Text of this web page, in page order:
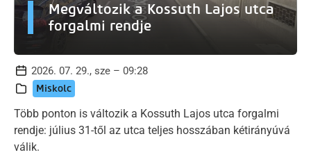
Megváltozik a Kossuth Lajos utca
forgalmi rendje
2026. 07. 29., sze – 09:28
Miskolc
Több ponton is változik a Kossuth Lajos utca forgalmi
rendje: július 31-től az utca teljes hosszában kétirányúvá
válik.